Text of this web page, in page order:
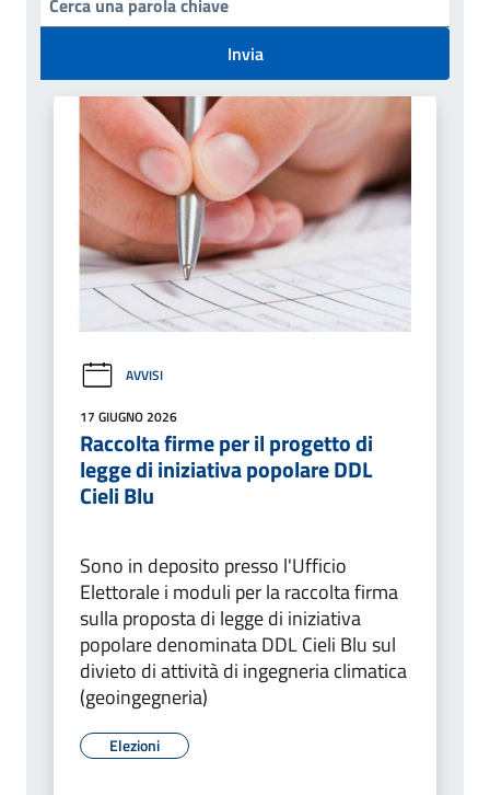
Invia
AVVISI
17 GIUGNO 2026
Raccolta firme per il progetto di
legge di iniziativa popolare DDL
Cieli Blu
Sono in deposito presso l'Ufficio
Elettorale i moduli per la raccolta firma
sulla proposta di legge di iniziativa
popolare denominata DDL Cieli Blu sul
divieto di attività di ingegneria climatica
(geoingegneria)
Elezioni